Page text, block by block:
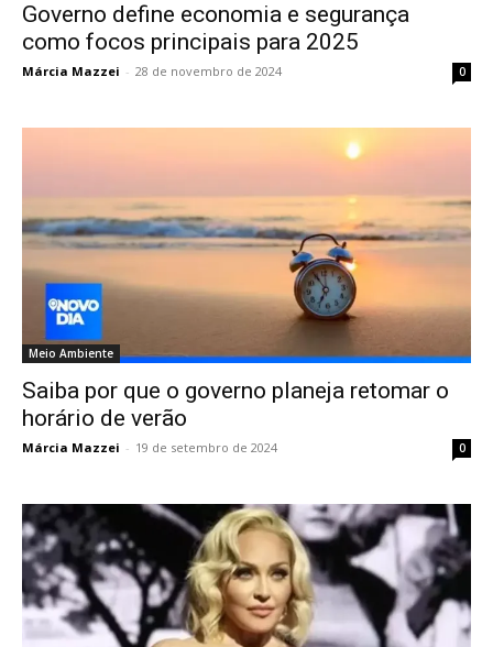
Governo define economia e segurança
como focos principais para 2025
Márcia Mazzei - 28 de novembro de 2024 0
Meio Ambiente
Saiba por que o governo planeja retomar o
horário de verão
Márcia Mazzei - 19 de setembro de 2024 0